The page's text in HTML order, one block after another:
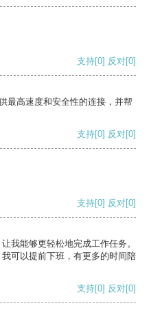
支持[0] 反对[0]
最高速度和安全性的连接，并帮
支持[0] 反对[0]
支持[0] 反对[0]
我能够更轻松地完成工作任务。
可以提前下班，有更多的时间陪
支持[0] 反对[0]